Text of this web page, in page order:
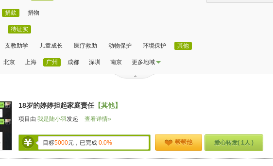
捐款 捐物
待证实
支教助学 儿童成长 医疗救助 动物保护 环境保护 其他
北京 上海 广州 成都 深圳 南京 更多地域
18岁的婷婷担起家庭责任 【其他】
项目由 我是陆小羽发起 查看详情»
目标5000元，已完成 0.0% 帮帮他 爱心转发( 1人 )